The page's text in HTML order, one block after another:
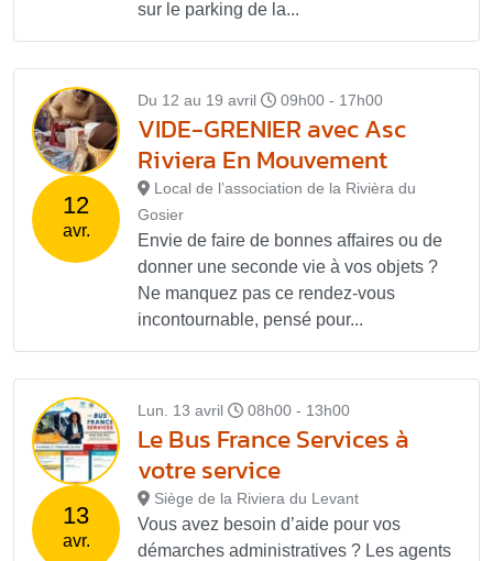
sur le parking de la...
12
avr.
Du 12 au 19 avril 09h00 - 17h00
VIDE-GRENIER avec Asc
Riviera En Mouvement
Local de l’association de la Rivièra du
Gosier
Envie de faire de bonnes affaires ou de
donner une seconde vie à vos objets ?
Ne manquez pas ce rendez-vous
incontournable, pensé pour...
13
avr.
Lun. 13 avril 08h00 - 13h00
Le Bus France Services à
votre service
Siège de la Riviera du Levant
Vous avez besoin d’aide pour vos
démarches administratives ? Les agents